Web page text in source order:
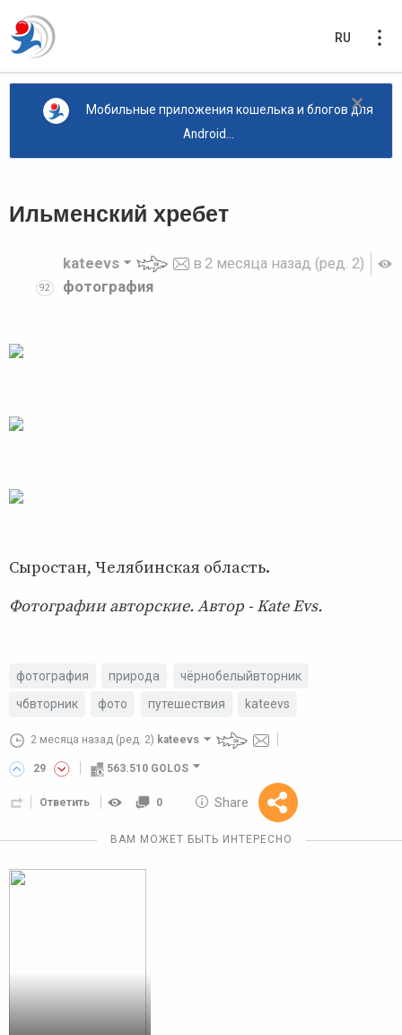
RU
×
Мобильные приложения кошелька и блогов для
Android...
Ильменский хребет
2 месяца назад (ред. 2)
92
kateevs
в
фотография
Сыростан, Челябинская область.
Фотографии авторские. Автор - Kate Evs.
фотография природа
чёрнобелыйвторник
чбвторник
фото путешествия kateevs
2 месяца назад (ред. 2) kateevs
29 563.510 GOLOS
Ответить 0 Share
Reward
10 GOLOS
ВАМ МОЖЕТ БЫТЬ ИНТЕРЕСНО